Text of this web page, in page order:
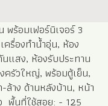
นแสง, ฉากกั้นห้องวาง
ในห้องนอน อื่นๆ
รั้ง